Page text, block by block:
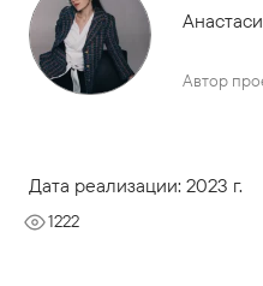
Автор
Дата реализации: 2023 г.
1222